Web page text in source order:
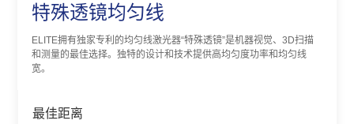
特殊透镜均匀线
ELITE拥有独家专利的均匀线激光器“特殊透镜”是机器视觉、3D扫描
和测量的最佳选择。独特的设计和技术提供高均匀度功率和均匀线
宽。
最佳距离